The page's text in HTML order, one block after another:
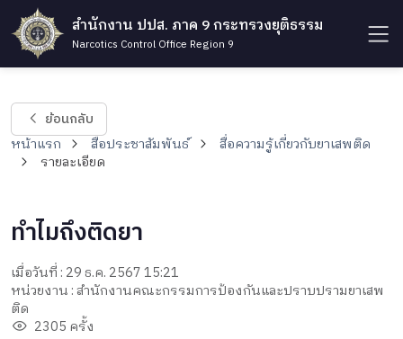
สำนักงาน ปปส. ภาค 9 กระทรวงยุติธรรม
Narcotics Control Office Region 9
ย้อนกลับ
หน้าแรก สื่อประชาสัมพันธ์
สื่อความรู้เกี่ยวกับยาเสพติด
รายละเอียด
ทําไมถึงติดยา
เมื่อวันที่ : 29 ธ.ค. 2567 15:21
หน่วยงาน : สำนักงานคณะกรรมการป้องกันและปราบปรามยาเสพ
ติด
2305 ครั้ง